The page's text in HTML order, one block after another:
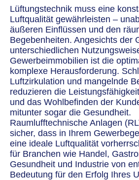
Lüftungstechnik muss eine
Luftqualität gewährleisten –
äußeren Einflüssen und den
Begebenheiten. Angesichts der
unterschiedlichen
Gewerbeimmobilien ist die
komplexe Herausforderung.
Luftzirkulation und mangelnde
reduzieren die
und das Wohlbefinden der
mitunter sogar die Gesundheit.
Raumlufftechnische Anlagen
sicher, dass in Ihrem
eine ideale Luftqualität
für Branchen wie Handel,
Gesundheit und Industrie von
Bedeutung für den Erfolg Ihres